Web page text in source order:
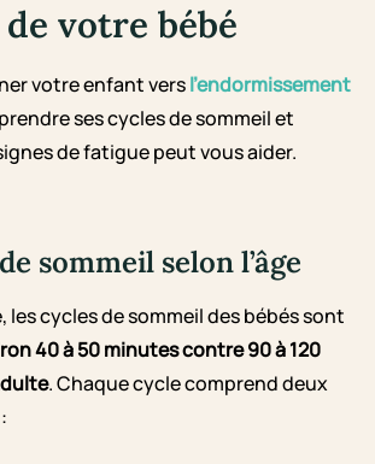
votre bébé
votre enfant versl’endormissement
ses cycles de sommeil et
de fatigue peut vous aider.
sommeil selon l’âge
les cycles de sommeil des bébés sont
40 à 50 minutes contre 90 à 120
. Chaque cycle comprend deux